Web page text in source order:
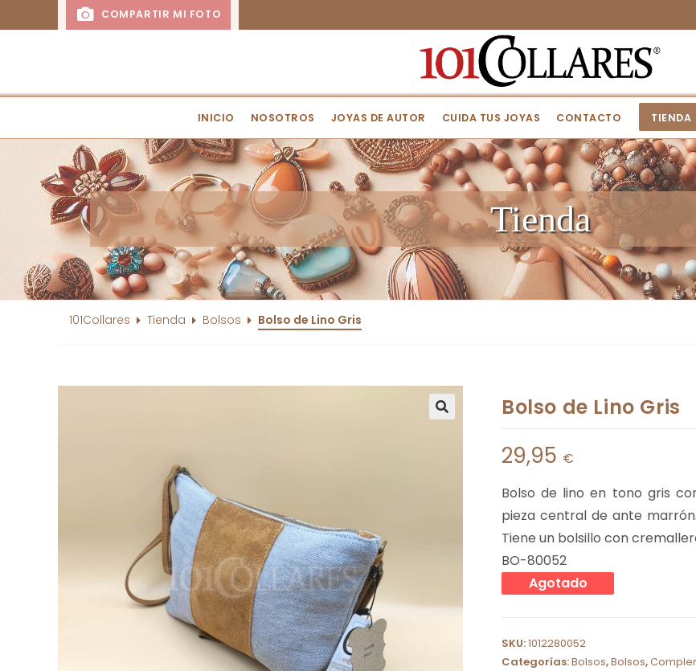
COMPARTIR MI FOTO
INICIO NOSOTROS JOYAS DE AUTOR CUIDA TUS JOYAS CONTACTO TIENDA
Tienda
101Collares Tienda Bolsos Bolso de Lino Gris
Bolso de Lino Gris
29,95 €
Bolso de lino en tono gris
pieza central de ante
Tiene un bolsillo con
BO-80052
Agotado
SKU:1012280052
Categorías:Bolsos,Bolsos,